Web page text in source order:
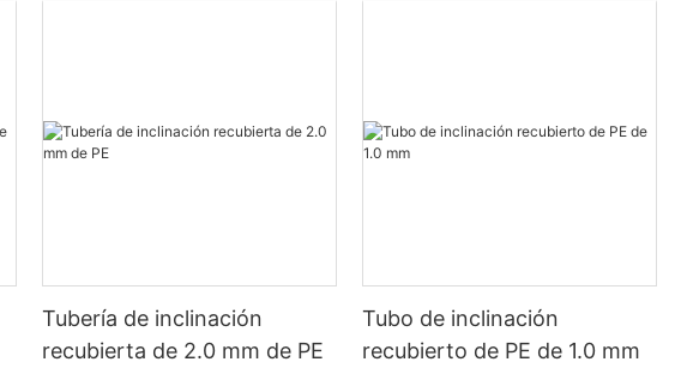
Tubería de inclinación
recubierta de 2.0 mm de PE
Tubo de inclinación
recubierto de PE de 1.0 mm